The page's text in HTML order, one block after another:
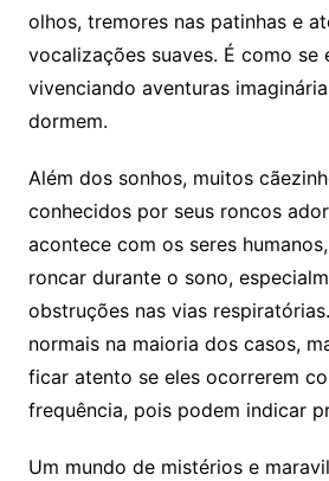
olhos, tremores nas patinhas e
vocalizações suaves. É como se
vivenciando aventuras
dormem.
Além dos sonhos, muitos
conhecidos por seus roncos
acontece com os seres
roncar durante o sono,
obstruções nas vias
normais na maioria dos casos,
ficar atento se eles ocorrerem
frequência, pois podem indicar
Um mundo de mistérios e